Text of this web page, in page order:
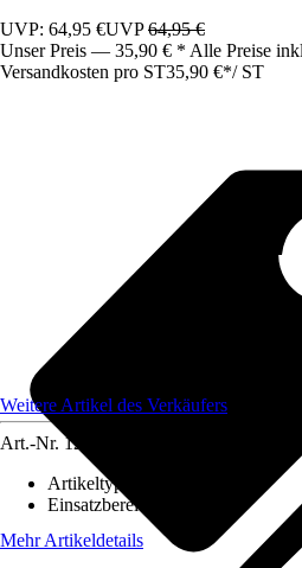
UVP: 64,95 €UVP64,95 €
Unser Preis — 35,90 € * Alle Preise
Versandkosten pro ST35,90 €*/ ST
Weitere Artikel des Verkäufers
Art.-Nr. 12173980
Artikeltyp
Einsatzbereich
Mehr Artikeldetails